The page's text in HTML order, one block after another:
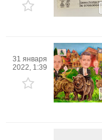
31 января
2022, 1:39